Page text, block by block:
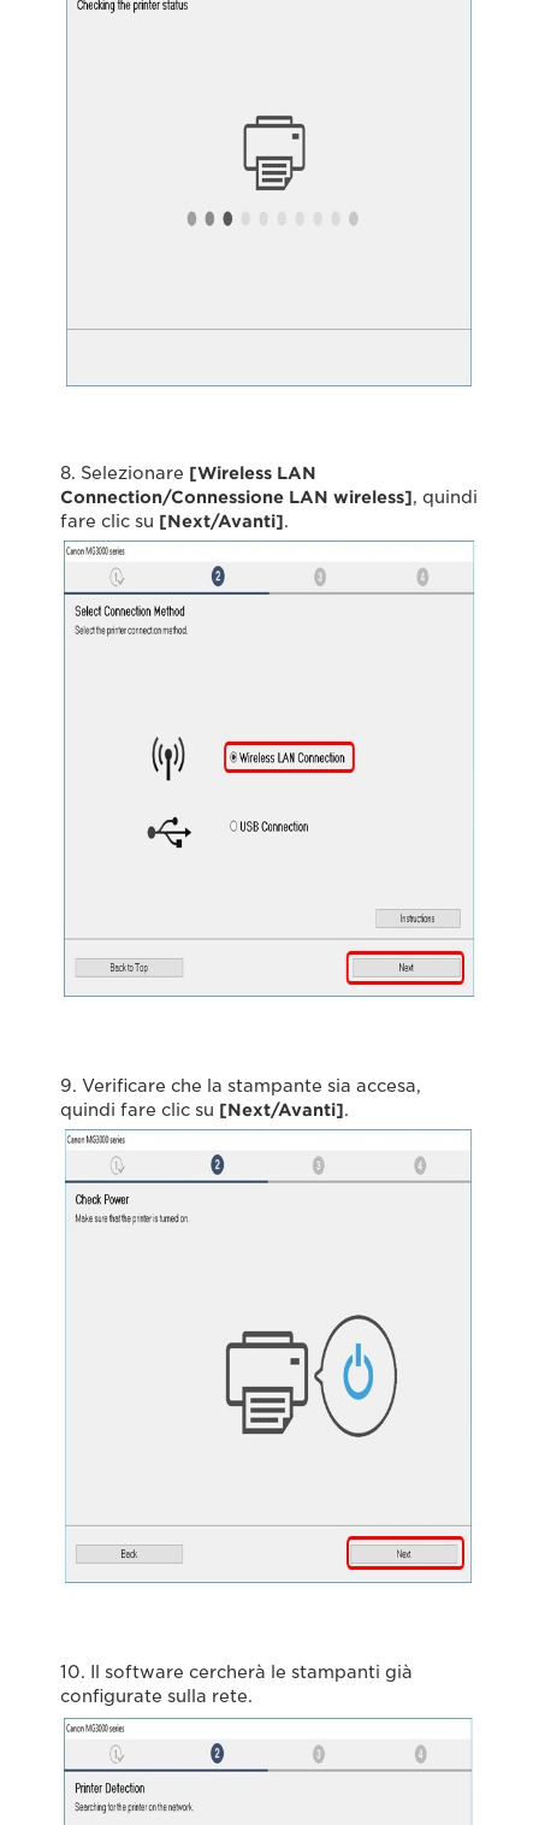
8. Selezionare [Wireless LAN
Connection/Connessione LAN wireless], quindi
fare clic su [Next/Avanti].
9. Verificare che la stampante sia accesa,
quindi fare clic su [Next/Avanti].
10. Il software cercherà le stampanti già
configurate sulla rete.